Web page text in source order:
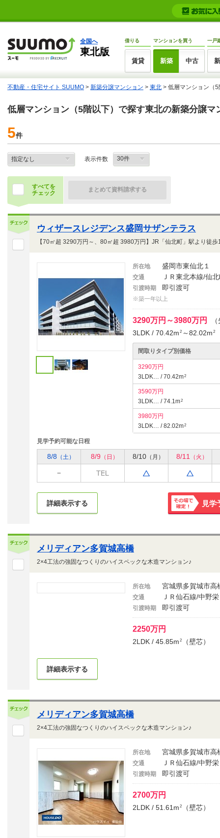
全国へ
東北版
借りる
賃貸
マンションを買う
新築 中古
一戸
不動産・住宅サイト SUUMO > 新築分譲マンション > 東北 > 低層マンション（
低層マンション（5階以下）で探す東北の新築分譲マ
5件
表示件数
すべてを
チェック
まとめて資料請求する
ウィザースレジデンス盛岡サザンテラス
所在地 盛岡市東仙北１
交通 ＪＲ東北本線/仙
引渡時期 即引渡可
※築一年以上
3290万円～3980万円
（
3LDK / 70.42m 2 ～82.02m 2
間取りタイプ別価格
3290万円
3LDK… / 70.42m2
3590万円
3LDK… / 74.1m2
3980万円
3LDK… / 82.02m2
見学予約可能な日程
8/8 （土） 8/9 （日） 8/10 （月） 8/11 （火）
詳細表示する
その場で
見学
メリディアン多賀城高橋
2×4工法の強固なつくりのハイスペックな木造マンション♪
所在地 宮城県多賀城市高
交通 ＪＲ仙石線/中野
引渡時期 即引渡可
2250万円
2LDK / 45.85m 2 （壁芯）
詳細表示する
メリディアン多賀城高橋
2×4工法の強固なつくりのハイスペックな木造マンション♪
所在地 宮城県多賀城市高
交通 ＪＲ仙石線/中野
引渡時期 即引渡可
2700万円
2LDK / 51.61m 2 （壁芯）